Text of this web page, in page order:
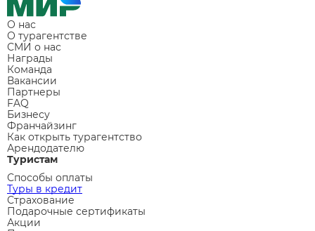
О нас
О турагентстве
СМИ о нас
Награды
Команда
Вакансии
Партнеры
FAQ
Бизнесу
Франчайзинг
Как открыть турагентство
Арендодателю
Туристам
Способы оплаты
Туры в кредит
Страхование
Подарочные сертификаты
Акции